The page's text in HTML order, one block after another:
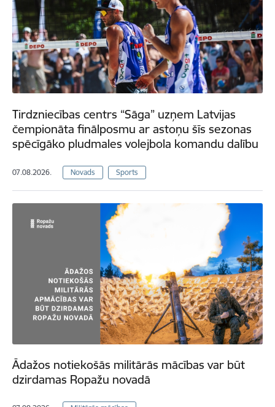
Tirdzniecības centrs “Sāga” uzņem Latvijas
čempionāta finālposmu ar astoņu šīs sezonas
spēcīgāko pludmales volejbola komandu dalību
07.08.2026. Novads Sports
Ādažos notiekošās militārās mācības var būt
dzirdamas Ropažu novadā